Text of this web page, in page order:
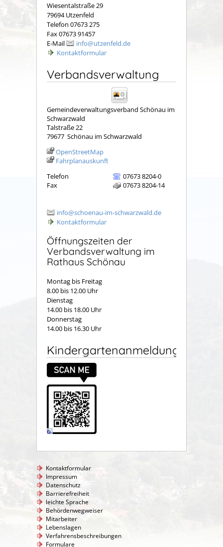
Wiesentalstraße 29
79694 Utzenfeld
Telefon 07673 275
Fax 07673 91457
E-Mail
info@utzenfeld.de
Kontaktformular
Verbandsverwaltung
Gemeindeverwaltungsverband Schönau im
Schwarzwald
Talstraße 22
79677 Schönau im Schwarzwald
OpenStreetMap
Fahrplanauskunft
Telefon
07673 8204-0
Fax
07673 8204-14
info@schoenau-im-schwarzwald.de
Kontaktformular
Öffnungszeiten der
Verbandsverwaltung im
Rathaus Schönau
Montag bis Freitag
8.00 bis 12.00 Uhr
Dienstag
14.00 bis 18.00 Uhr
Donnerstag
14.00 bis 16.30 Uhr
Kindergartenanmeldung
Kontaktformular
Impressum
Datenschutz
Barrierefreiheit
leichte Sprache
Behördenwegweiser
Mitarbeiter
Lebenslagen
Verfahrensbeschreibungen
Formulare